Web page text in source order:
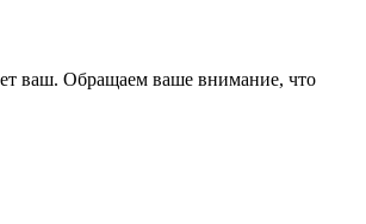
ваш. Обращаем ваше внимание, что